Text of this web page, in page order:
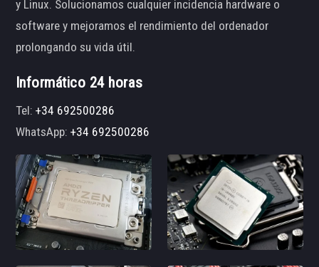
y Linux. Solucionamos cualquier incidencia hardware o
software y mejoramos el rendimiento del ordenador
prolongando su vida útil.
Informático 24 horas
Tel:+34 692500286
WhatsApp:+34 692500286